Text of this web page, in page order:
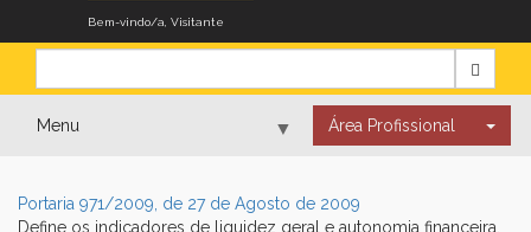
Bem-vindo/a, Visitante
Menu ▼
▼
Área Profissional
Portaria 971/2009, de 27 de Agosto de 2009
Define os indicadores de liquidez geral e autonomia financeira,